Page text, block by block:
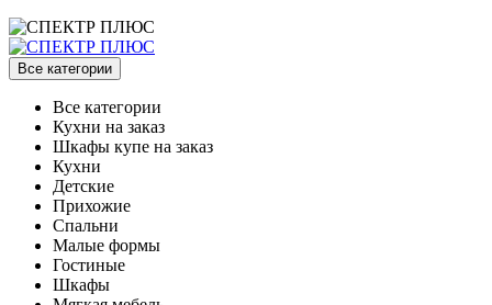
Все категории
Все категории
Кухни на заказ
Шкафы купе на заказ
Кухни
Детские
Прихожие
Спальни
Малые формы
Гостиные
Шкафы